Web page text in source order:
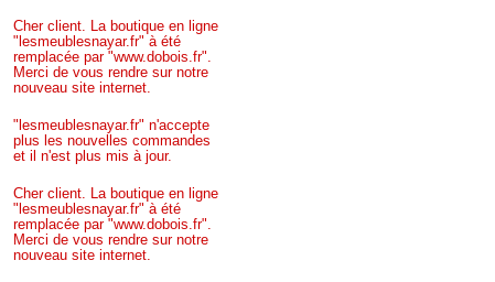
Cher client. La boutique en ligne
"lesmeublesnayar.fr" à été
remplacée par "www.dobois.fr".
Merci de vous rendre sur notre
nouveau site internet.
"lesmeublesnayar.fr" n'accepte
plus les nouvelles commandes
et il n'est plus mis à jour.
Cher client. La boutique en ligne
"lesmeublesnayar.fr" à été
remplacée par "www.dobois.fr".
Merci de vous rendre sur notre
nouveau site internet.